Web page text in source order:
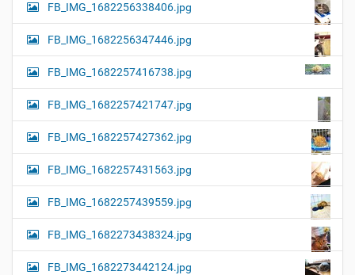
FB_IMG_1682256338406.jpg
FB_IMG_1682256347446.jpg
FB_IMG_1682257416738.jpg
FB_IMG_1682257421747.jpg
FB_IMG_1682257427362.jpg
FB_IMG_1682257431563.jpg
FB_IMG_1682257439559.jpg
FB_IMG_1682273438324.jpg
FB_IMG_1682273442124.jpg